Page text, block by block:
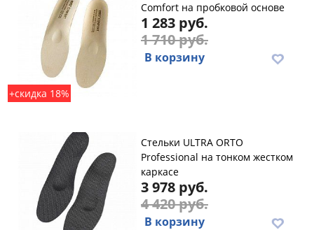
+скидка 18%
Comfort на пробковой основе
1 283 руб.
1 710 руб.
В корзину
Стельки ULTRA ORTO
Professional на тонком жестком
каркасе
3 978 руб.
4 420 руб.
В корзину